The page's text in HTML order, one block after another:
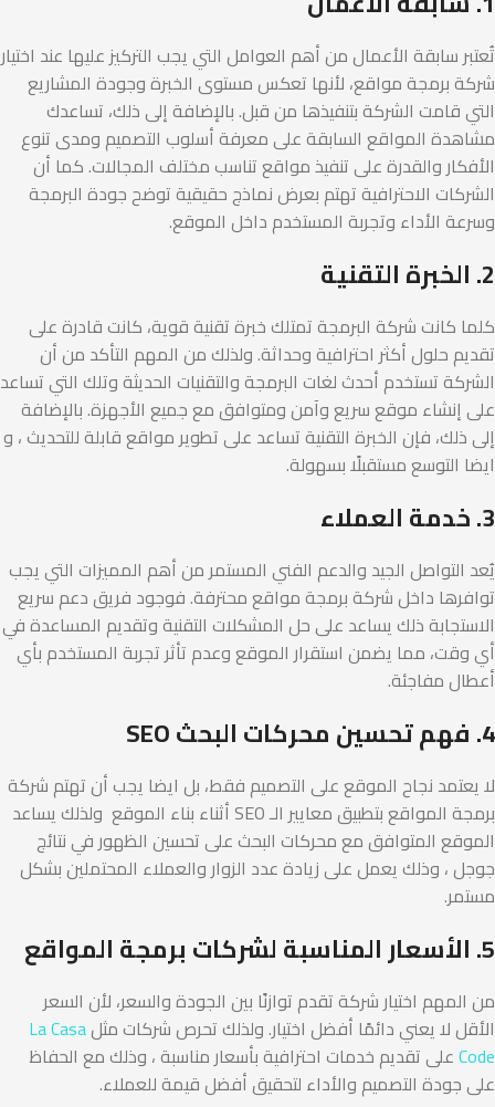
تُعتبر سابقة الأعمال من أهم العوامل التي يجب التركيز عليها عند اختيار
شركة برمجة مواقع، لأنها تعكس مستوى الخبرة وجودة المشاريع
التي قامت الشركة بتنفيذها من قبل. بالإضافة إلى ذلك، تساعدك
مشاهدة المواقع السابقة على معرفة أسلوب التصميم ومدى تنوع
الأفكار والقدرة على تنفيذ مواقع تناسب مختلف المجالات. كما أن
الشركات الاحترافية تهتم بعرض نماذج حقيقية توضح جودة البرمجة
وسرعة الأداء وتجربة المستخدم داخل الموقع.
2. الخبرة التقنية
كلما كانت شركة البرمجة تمتلك خبرة تقنية قوية، كانت قادرة على
تقديم حلول أكثر احترافية وحداثة. ولذلك من المهم التأكد من أن
الشركة تستخدم أحدث لغات البرمجة والتقنيات الحديثة وتلك التي تساعد
على إنشاء موقع سريع وآمن ومتوافق مع جميع الأجهزة. بالإضافة
إلى ذلك، فإن الخبرة التقنية تساعد على تطوير مواقع قابلة للتحديث ، و
ايضا التوسع مستقبلًا بسهولة.
3. خدمة العملاء
يُعد التواصل الجيد والدعم الفني المستمر من أهم المميزات التي يجب
توافرها داخل شركة برمجة مواقع محترفة. فوجود فريق دعم سريع
الاستجابة ذلك يساعد على حل المشكلات التقنية وتقديم المساعدة في
أي وقت، مما يضمن استقرار الموقع وعدم تأثر تجربة المستخدم بأي
أعطال مفاجئة.
4. فهم تحسين محركات البحث SEO
لا يعتمد نجاح الموقع على التصميم فقط، بل ايضا يجب أن تهتم شركة
برمجة المواقع بتطبيق معايير الـ SEO أثناء بناء الموقع ولذلك يساعد
الموقع المتوافق مع محركات البحث على تحسين الظهور في نتائج
جوجل ، وذلك يعمل على زيادة عدد الزوار والعملاء المحتملين بشكل
مستمر.
5. الأسعار المناسبة لشركات برمجة المواقع
من المهم اختيار شركة تقدم توازنًا بين الجودة والسعر، لأن السعر
الأقل لا يعني دائمًا أفضل اختيار. ولذلك تحرص شركات مثلLa Casa
Codeعلى تقديم خدمات احترافية بأسعار مناسبة ، وذلك مع الحفاظ
على جودة التصميم والأداء لتحقيق أفضل قيمة للعملاء.